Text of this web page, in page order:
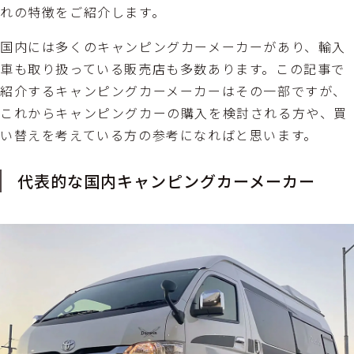
れの特徴をご紹介します。
国内には多くのキャンピングカーメーカーがあり、輸入
車も取り扱っている販売店も多数あります。この記事で
紹介するキャンピングカーメーカーはその一部ですが、
これからキャンピングカーの購入を検討される方や、買
い替えを考えている方の参考になればと思います。
代表的な国内キャンピングカーメーカー